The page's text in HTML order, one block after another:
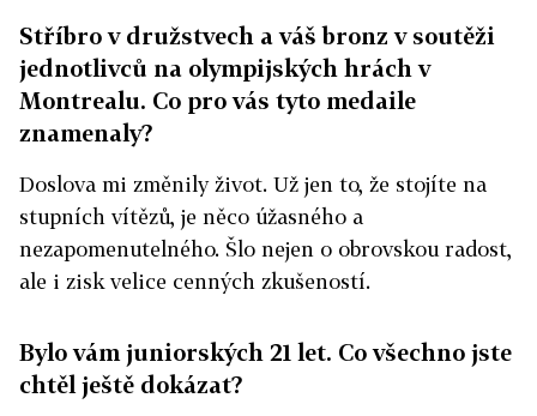
Stříbro v družstvech a váš bronz v soutěži
jednotlivců na olympijských hrách v
Montrealu. Co pro vás tyto medaile
znamenaly?
Doslova mi změnily život. Už jen to, že stojíte na
stupních vítězů, je něco úžasného a
nezapomenutelného. Šlo nejen o obrovskou radost,
ale i zisk velice cenných zkušeností.
Bylo vám juniorských 21 let. Co všechno jste
chtěl ještě dokázat?